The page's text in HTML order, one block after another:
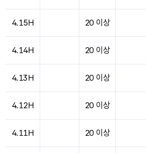
4.15H 20 이상
4.14H 20 이상
4.13H 20 이상
4.12H 20 이상
4.11H 20 이상